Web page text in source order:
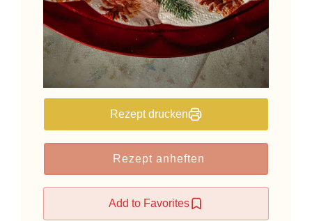
Rezept drucken
Rezept anheften
Add to Favorites